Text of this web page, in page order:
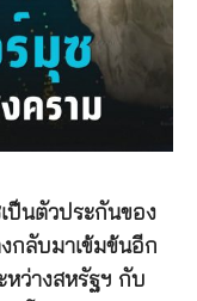
ป็นตัวประกันของ
กลับมาเข้มข้นอีก
หว่างสหรัฐฯ กับ